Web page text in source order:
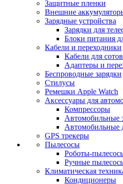
Защитные пленки
Внешние
Зарядные устройства
Зарядки для
Блоки питания
Кабели и переходники
Кабели для
Адаптеры и
Беспроводные зарядки
Стилусы
Ремешки Apple Watch
Аксессуары для
Компрессоры
Автомобильные
Автомобильные
GPS трекеры
Пылесосы
Роботы-
Ручные
Климатическая
Кондиционеры